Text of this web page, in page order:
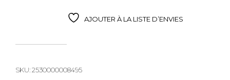
AJOUTER À LA LISTE D’ENVIES
SKU:2530000008495